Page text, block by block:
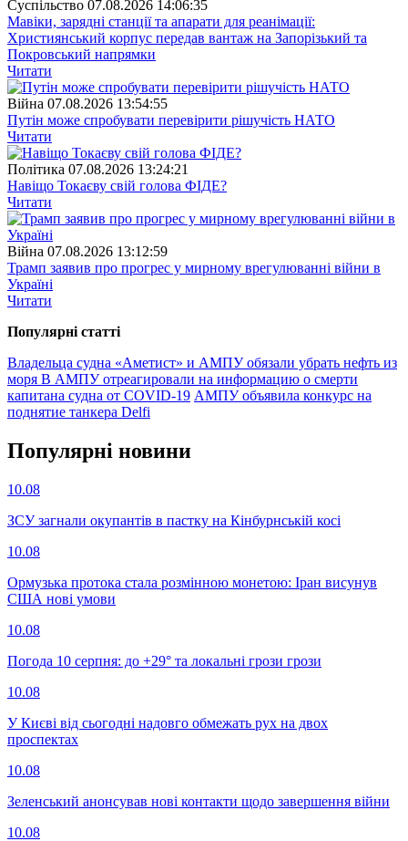
Суспiльство 07.08.2026 14:06:35
Мавіки, зарядні станції та апарати для реанімації:
Християнський корпус передав вантаж на Запорізький та
Покровський напрямки
Читати
Війна 07.08.2026 13:54:55
Путін може спробувати перевірити рішучість НАТО
Читати
Полiтика 07.08.2026 13:24:21
Навіщо Токаєву свій голова ФІДЕ?
Читати
Війна 07.08.2026 13:12:59
Трамп заявив про прогрес у мирному врегулюванні війни в
Україні
Читати
Популярнi статтi
Владельца судна «Аметист» и АМПУ обязали убрать нефть из
моря В АМПУ отреагировали на информацию о смерти
капитана судна от COVID-19 АМПУ объявила конкурс на
поднятие танкера Delfi
Популярнi новини
10.08
ЗСУ загнали окупантів в пастку на Кінбурнській косі
10.08
Ормузька протока стала розмінною монетою: Іран висунув
США нові умови
10.08
Погода 10 серпня: до +29° та локальні грози грози
10.08
У Києві від сьогодні надовго обмежать рух на двох
проспектах
10.08
Зеленський анонсував нові контакти щодо завершення війни
10.08